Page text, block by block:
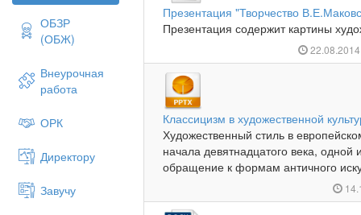
ОБЗР
(ОБЖ)
Внеурочная
работа
ОРК
Директору
Завучу
Презентация "Творчество
Презентация содержит картины
Классицизм в художественной
Художественный стиль в
начала девятнадцатого века,
обращение к формам античного